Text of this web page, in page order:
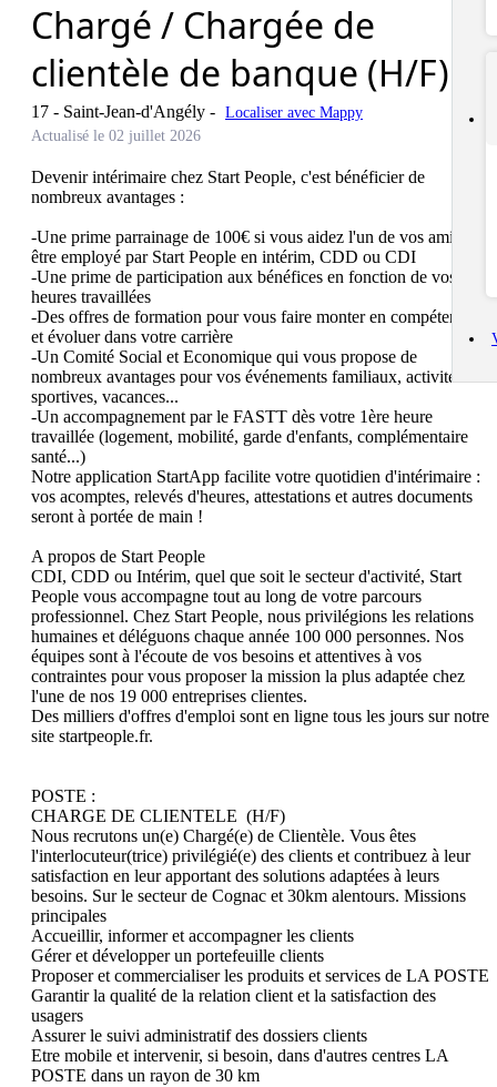
Chargé / Chargée de
clientèle de banque (H/F)
17 - Saint-Jean-d'Angély - Localiser avec Mappy
Actualisé le 02 juillet 2026
Devenir intérimaire chez Start People, c'est bénéficier de
nombreux avantages :
-Une prime parrainage de 100€ si vous aidez l'un de vos amis à
être employé par Start People en intérim, CDD ou CDI
-Une prime de participation aux bénéfices en fonction de vos
heures travaillées
-Des offres de formation pour vous faire monter en compétences
et évoluer dans votre carrière
-Un Comité Social et Economique qui vous propose de
nombreux avantages pour vos événements familiaux, activités
sportives, vacances...
-Un accompagnement par le FASTT dès votre 1ère heure
travaillée (logement, mobilité, garde d'enfants, complémentaire
santé...)
Notre application StartApp facilite votre quotidien d'intérimaire :
vos acomptes, relevés d'heures, attestations et autres documents
seront à portée de main !
A propos de Start People
CDI, CDD ou Intérim, quel que soit le secteur d'activité, Start
People vous accompagne tout au long de votre parcours
professionnel. Chez Start People, nous privilégions les relations
humaines et déléguons chaque année 100 000 personnes. Nos
équipes sont à l'écoute de vos besoins et attentives à vos
contraintes pour vous proposer la mission la plus adaptée chez
l'une de nos 19 000 entreprises clientes.
Des milliers d'offres d'emploi sont en ligne tous les jours sur notre
site startpeople.fr.
POSTE :
CHARGE DE CLIENTELE  (H/F)
Nous recrutons un(e) Chargé(e) de Clientèle. Vous êtes
l'interlocuteur(trice) privilégié(e) des clients et contribuez à leur
satisfaction en leur apportant des solutions adaptées à leurs
besoins. Sur le secteur de Cognac et 30km alentours. Missions
principales
Accueillir, informer et accompagner les clients
Gérer et développer un portefeuille clients
Proposer et commercialiser les produits et services de LA POSTE
Garantir la qualité de la relation client et la satisfaction des
usagers
Assurer le suivi administratif des dossiers clients
Etre mobile et intervenir, si besoin, dans d'autres centres LA
POSTE dans un rayon de 30 km